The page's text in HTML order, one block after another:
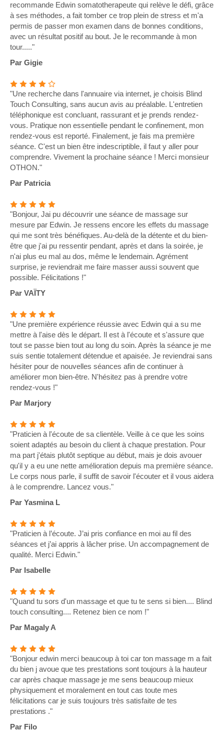
recommande Edwin somatotherapeute qui relève le défi, grâce
à ses méthodes, a fait tomber ce trop plein de stress et m'a
permis de passer mon examen dans de bonnes conditions,
avec un résultat positif au bout. Je le recommande à mon
tour....."
Par Gigie
"Une recherche dans l'annuaire via internet, je choisis Blind
Touch Consulting, sans aucun avis au préalable. L'entretien
téléphonique est concluant, rassurant et je prends rendez-
vous. Pratique non essentielle pendant le confinement, mon
rendez-vous est reporté. Finalement, je fais ma première
séance. C'est un bien être indescriptible, il faut y aller pour
comprendre. Vivement la prochaine séance ! Merci monsieur
OTHON."
Par Patricia
"Bonjour, Jai pu découvrir une séance de massage sur
mesure par Edwin. Je ressens encore les effets du massage
qui me sont très bénéfiques. Au-delà de la détente et du bien-
être que j'ai pu ressentir pendant, après et dans la soirée, je
n'ai plus eu mal au dos, même le lendemain. Agrément
surprise, je reviendrait me faire masser aussi souvent que
possible. Félicitations !"
Par VAÏTY
"Une première expérience réussie avec Edwin qui a su me
mettre à l'aise dès le départ. Il est à l'écoute et s'assure que
tout se passe bien tout au long du soin. Après la séance je me
suis sentie totalement détendue et apaisée. Je reviendrai sans
hésiter pour de nouvelles séances afin de continuer à
améliorer mon bien-être. N'hésitez pas à prendre votre
rendez-vous !"
Par Marjory
"Praticien à l'écoute de sa clientèle. Veille à ce que les soins
soient adaptés au besoin du client à chaque prestation. Pour
ma part j'étais plutôt septique au début, mais je dois avouer
qu'il y a eu une nette amélioration depuis ma première séance.
Le corps nous parle, il suffit de savoir l'écouter et il vous aidera
à le comprendre. Lancez vous."
Par Yasmina L
"Praticien à l’écoute. J’ai pris confiance en moi au fil des
séances et j’ai appris à lâcher prise. Un accompagnement de
qualité. Merci Edwin."
Par Isabelle
"Quand tu sors d'un massage et que tu te sens si bien.... Blind
touch consulting.... Retenez bien ce nom !"
Par Magaly A
"Bonjour edwin merci beaucoup à toi car ton massage m a fait
du bien j avoue que tes prestations sont toujours à la hauteur
car après chaque massage je me sens beaucoup mieux
physiquement et moralement en tout cas toute mes
félicitations car je suis toujours très satisfaite de tes
prestations ."
Par Filo